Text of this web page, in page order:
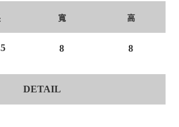
寬 高
8 8
DETAIL